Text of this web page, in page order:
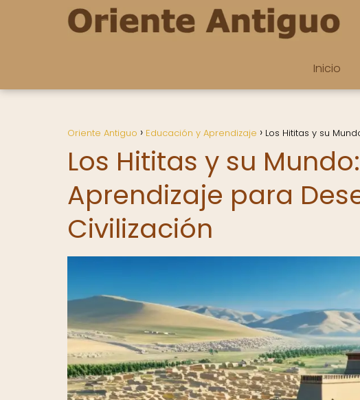
Inicio
Oriente Antiguo Educación y Aprendizaje Los Hititas y su
Los Hititas y su
Aprendizaje para
Civilización